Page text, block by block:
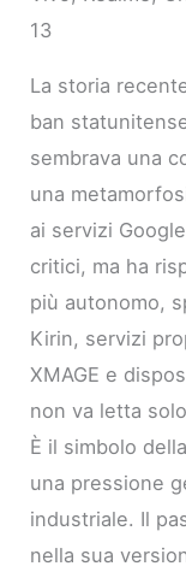
13
La storia
ban
sembrava una
una
ai servizi
critici, ma ha
più autonomo,
Kirin, servizi
XMAGE e
non va letta
È il simbolo
una pressione
industriale. Il
nella sua